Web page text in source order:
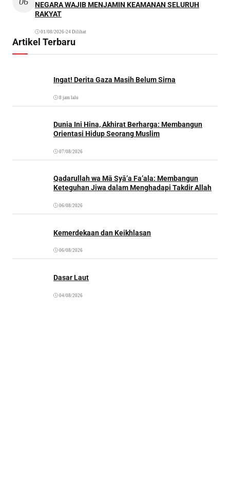
NEGARA WAJIB MENJAMIN KEAMANAN SELURUH
RAKYAT
01/08/2026•24 Dilihat
Artikel Terbaru
Ingat! Derita Gaza Masih Belum Sirna
8 jam lalu
Dunia Ini Hina, Akhirat Berharga: Membangun
Orientasi Hidup Seorang Muslim
07/08/2026
Qadarullah wa Mā Syā’a Fa’ala: Membangun
Keteguhan Jiwa dalam Menghadapi Takdir Allah
06/08/2026
Kemerdekaan dan Keikhlasan
06/08/2026
Dasar Laut
04/08/2026